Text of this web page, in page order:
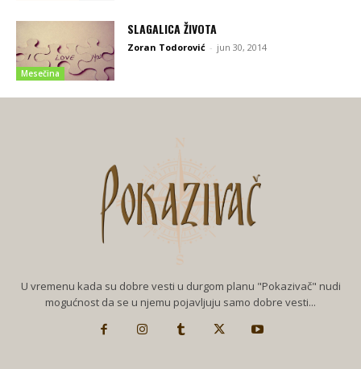
Mesečina
SLAGALICA ŽIVOTA
Zoran Todorović - jun 30, 2014
U vremenu kada su dobre vesti u durgom planu "Pokazivač" nudi
mogućnost da se u njemu pojavljuju samo dobre vesti...